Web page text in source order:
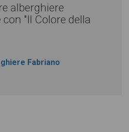
alberghiere
"Il Colore della
Fabriano